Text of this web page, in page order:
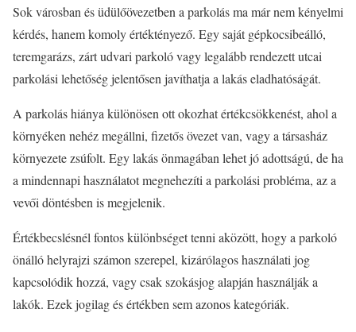
Sok városban és üdülőövezetben a parkolás ma már nem kényelmi
kérdés, hanem komoly értéktényező. Egy saját gépkocsibeálló,
teremgarázs, zárt udvari parkoló vagy legalább rendezett utcai
parkolási lehetőség jelentősen javíthatja a lakás eladhatóságát.
A parkolás hiánya különösen ott okozhat értékcsökkenést, ahol a
környéken nehéz megállni, fizetős övezet van, vagy a társasház
környezete zsúfolt. Egy lakás önmagában lehet jó adottságú, de ha
a mindennapi használatot megnehezíti a parkolási probléma, az a
vevői döntésben is megjelenik.
Értékbecslésnél fontos különbséget tenni aközött, hogy a parkoló
önálló helyrajzi számon szerepel, kizárólagos használati jog
kapcsolódik hozzá, vagy csak szokásjog alapján használják a
lakók. Ezek jogilag és értékben sem azonos kategóriák.